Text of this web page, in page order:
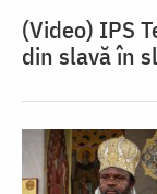
(Video) IPS
din slavă în